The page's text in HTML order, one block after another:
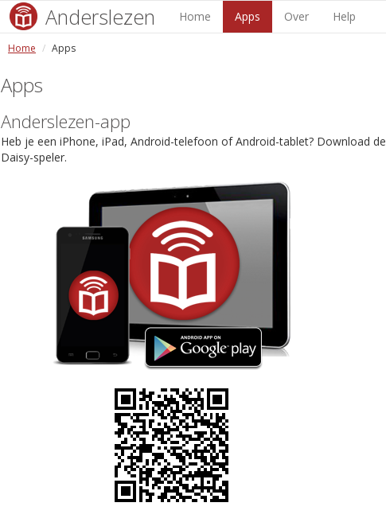
Anderslezen Home Apps Over Help
Home Apps
Apps
Anderslezen-app
Heb je een iPhone, iPad, Android-telefoon of Android-tablet? Download de
Daisy-speler.